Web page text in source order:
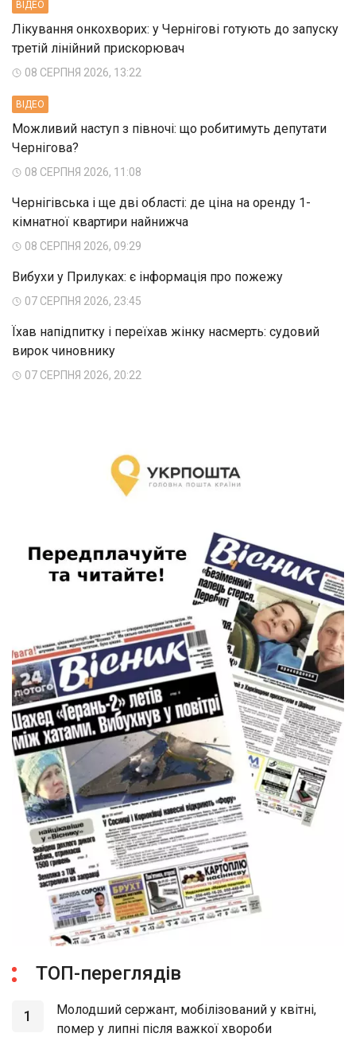
ВIДЕО
Лікування онкохворих: у Чернігові готують до запуску
третій лінійний прискорювач
08 СЕРПНЯ 2026, 13:22
ВIДЕО
Можливий наступ з півночі: що робитимуть депутати
Чернігова?
08 СЕРПНЯ 2026, 11:08
Чернігівська і ще дві області: де ціна на оренду 1-
кімнатної квартири найнижча
08 СЕРПНЯ 2026, 09:29
Вибухи у Прилуках: є інформація про пожежу
07 СЕРПНЯ 2026, 23:45
Їхав напідпитку і переїхав жінку насмерть: судовий
вирок чиновнику
07 СЕРПНЯ 2026, 20:22
ТОП-переглядів
1
Молодший сержант, мобілізований у квітні,
помер у липні після важкої хвороби